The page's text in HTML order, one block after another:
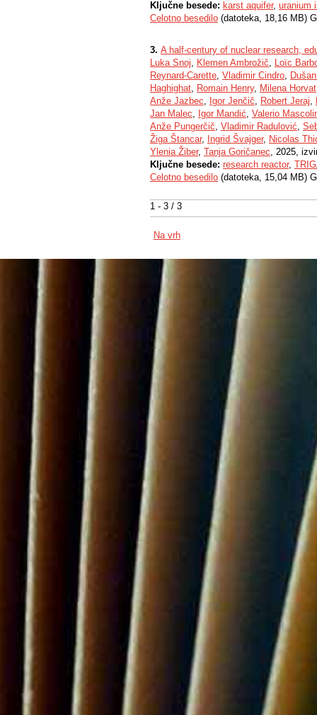
1 - 3 / 3
Ključne besede: karst aquifer, uranium
Celotno besedilo (datoteka, 18,16 MB)
3. A half-century of nuclear research,
Luka Snoj, Klemen Ambrožič, Loïc
Reynard-Carette, Vladimir Cindro,
Haghighat, Romain Henry, Milena Horvat
Anže Jazbec, Igor Jenčič, Robert Jeraj,
Jan Malec, Igor Mandić, Valerio
Anže Pungerčič, Vladimir Radulović,
Žiga Štancar, Ingrid Švajger, Nicolas
Ylenia Žiber, Tanja Goričanec, 2025,
Ključne besede: research reactor,
Celotno besedilo (datoteka, 15,04 MB)
Na vrh